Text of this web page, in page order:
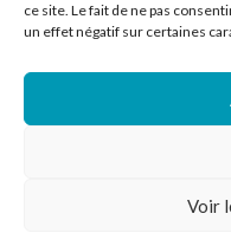
ce site. Le fait de ne pas
un effet négatif sur certaines
Voir
Compagnie Ariadne ©